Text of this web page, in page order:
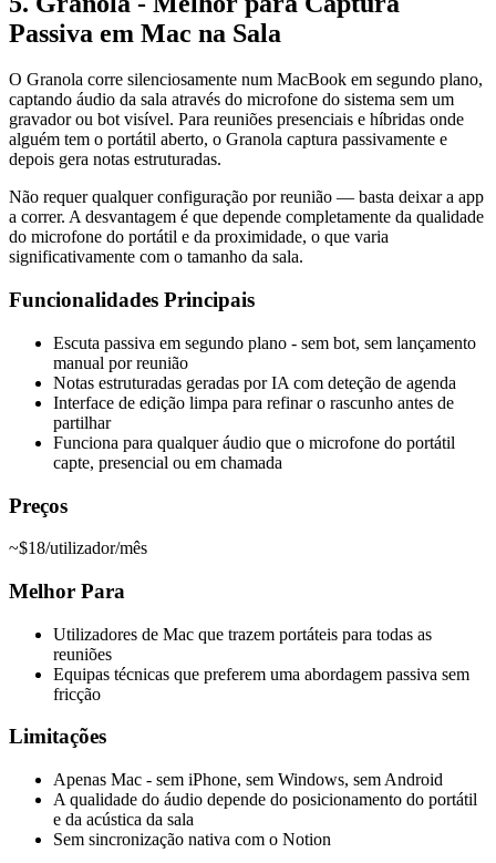
Passiva em Mac na Sala
O Granola corre silenciosamente num MacBook em segundo plano,
captando áudio da sala através do microfone do sistema sem um
gravador ou bot visível. Para reuniões presenciais e híbridas onde
alguém tem o portátil aberto, o Granola captura passivamente e
depois gera notas estruturadas.
Não requer qualquer configuração por reunião — basta deixar a app
a correr. A desvantagem é que depende completamente da qualidade
do microfone do portátil e da proximidade, o que varia
significativamente com o tamanho da sala.
Funcionalidades Principais
Escuta passiva em segundo plano - sem bot, sem lançamento
manual por reunião
Notas estruturadas geradas por IA com deteção de agenda
Interface de edição limpa para refinar o rascunho antes de
partilhar
Funciona para qualquer áudio que o microfone do portátil
capte, presencial ou em chamada
Preços
~$18/utilizador/mês
Melhor Para
Utilizadores de Mac que trazem portáteis para todas as
reuniões
Equipas técnicas que preferem uma abordagem passiva sem
fricção
Limitações
Apenas Mac - sem iPhone, sem Windows, sem Android
A qualidade do áudio depende do posicionamento do portátil
e da acústica da sala
Sem sincronização nativa com o Notion